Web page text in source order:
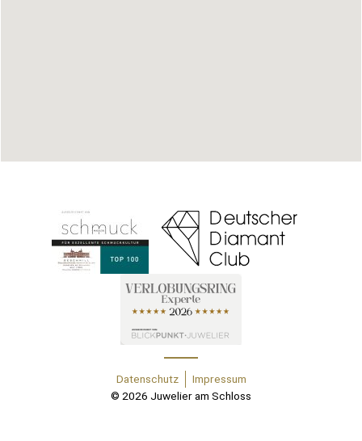
Datenschutz
Impressum
© 2026 Juwelier am Schloss